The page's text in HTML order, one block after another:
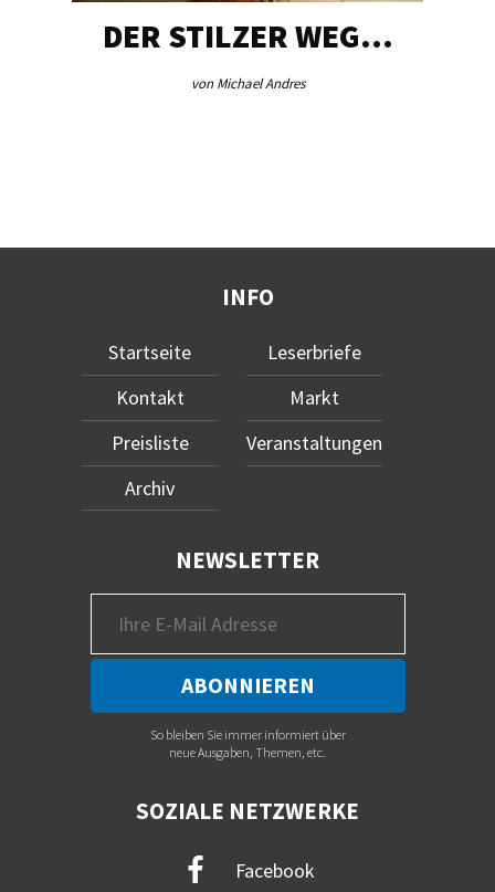
DER STILZER WEG…
von Michael Andres
INFO
Startseite
Kontakt
Preisliste
Archiv
Leserbriefe
Markt
Veranstaltungen
NEWSLETTER
So bleiben Sie immer informiert über
neue Ausgaben, Themen, etc.
SOZIALE NETZWERKE
Facebook